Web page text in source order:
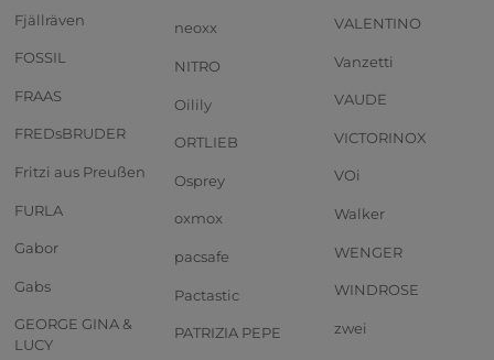
Fjällräven
FOSSIL
FRAAS
FREDsBRUDER
Fritzi aus Preußen
FURLA
Gabor
Gabs
GEORGE GINA &
LUCY
neoxx
NITRO
Oilily
ORTLIEB
Osprey
oxmox
pacsafe
Pactastic
PATRIZIA PEPE
VALENTINO
Vanzetti
VAUDE
VICTORINOX
VOi
Walker
WENGER
WINDROSE
zwei